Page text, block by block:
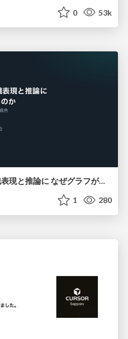
0 53k
AIエージェントの知識表現と推論に なぜグラフが使われるのか - 記号的AIの復権とニューラルAIとの統合
1 280